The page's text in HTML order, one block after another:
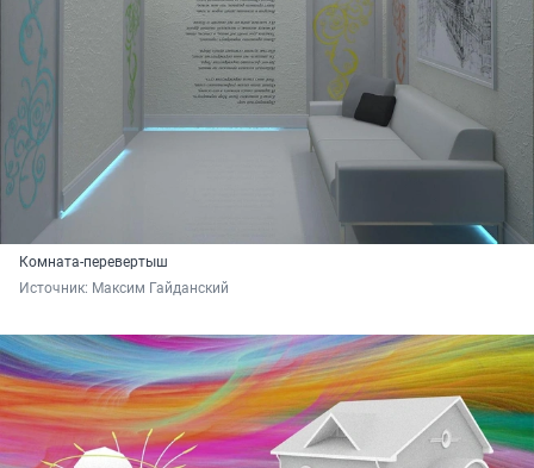
Комната-перевертыш
Источник: Максим Гайданский